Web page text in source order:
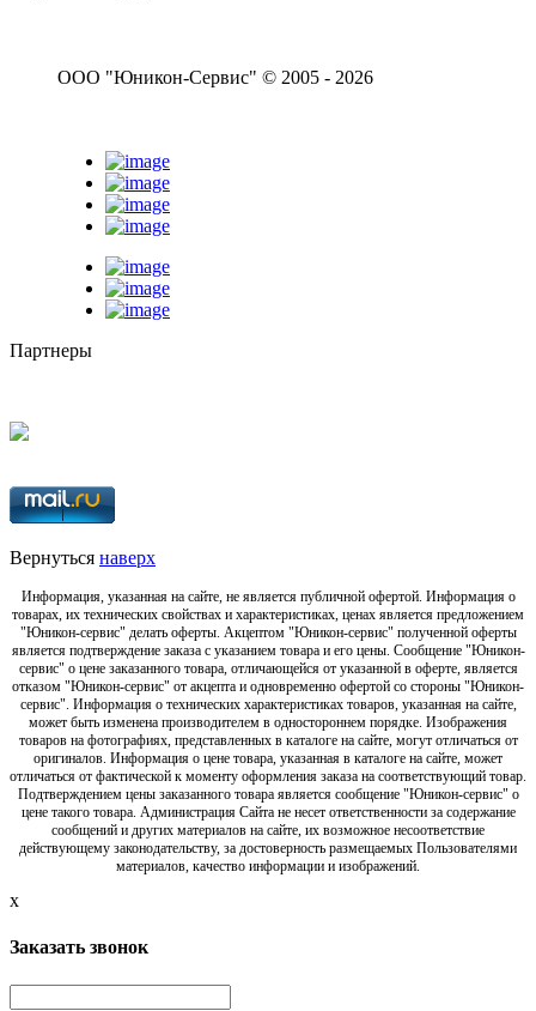
ООО "Юникон-Сервис" © 2005 - 2026
Партнеры
Вернуться наверх
Информация, указанная на сайте, не является публичной офертой. Информация о
товарах, их технических свойствах и характеристиках, ценах является предложением
"Юникон-сервис" делать оферты. Акцептом "Юникон-сервис" полученной оферты
является подтверждение заказа с указанием товара и его цены. Сообщение "Юникон-
сервис" о цене заказанного товара, отличающейся от указанной в оферте, является
отказом "Юникон-сервис" от акцепта и одновременно офертой со стороны "Юникон-
сервис". Информация о технических характеристиках товаров, указанная на сайте,
может быть изменена производителем в одностороннем порядке. Изображения
товаров на фотографиях, представленных в каталоге на сайте, могут отличаться от
оригиналов. Информация о цене товара, указанная в каталоге на сайте, может
отличаться от фактической к моменту оформления заказа на соответствующий товар.
Подтверждением цены заказанного товара является сообщение "Юникон-сервис" о
цене такого товара. Администрация Сайта не несет ответственности за содержание
сообщений и других материалов на сайте, их возможное несоответствие
действующему законодательству, за достоверность размещаемых Пользователями
материалов, качество информации и изображений.
x
Заказать звонок